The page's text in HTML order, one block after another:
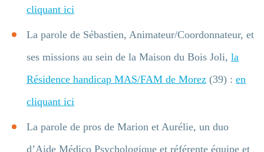
cliquant ici
La parole de Sébastien, Animateur/Coordonnateur, et
ses missions au sein de la Maison du Bois Joli, la
Résidence handicap MAS/FAM de Morez (39) : en
cliquant ici
La parole de pros de Marion et Aurélie, un duo
d’Aide Médico Psychologique et référente équipe et